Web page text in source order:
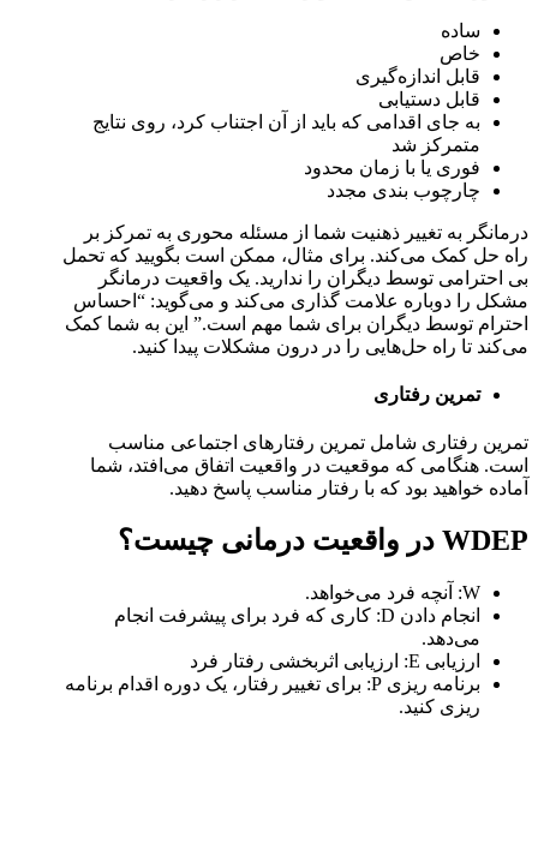
ساده
خاص
قابل اندازه‌گیری
قابل دستیابی
به جای اقدامی که باید از آن اجتناب کرد، روی نتایج
متمرکز شد
فوری یا با زمان محدود
چارچوب بندی مجدد
درمانگر به تغییر ذهنیت شما از مسئله محوری به تمرکز بر
راه حل کمک می‌کند. برای مثال، ممکن است بگویید که تحمل
بی احترامی توسط دیگران را ندارید. یک واقعیت درمانگر
مشکل را دوباره علامت گذاری می‌کند و می‌گوید: “احساس
احترام توسط دیگران برای شما مهم است.” این به شما کمک
می‌کند تا راه حل‌هایی را در درون مشکلات پیدا کنید.
تمرین رفتاری
تمرین رفتاری شامل تمرین رفتارهای اجتماعی مناسب
است. هنگامی که موقعیت در واقعیت اتفاق می‌افتد، شما
آماده خواهید بود که با رفتار مناسب پاسخ دهید.
WDEP در واقعیت درمانی چیست؟
W: آنچه فرد می‌خواهد.
انجام دادن D: کاری که فرد برای پیشرفت انجام
می‌دهد.
ارزیابی E: ارزیابی اثربخشی رفتار فرد
برنامه ریزی P: برای تغییر رفتار، یک دوره اقدام برنامه
ریزی کنید.